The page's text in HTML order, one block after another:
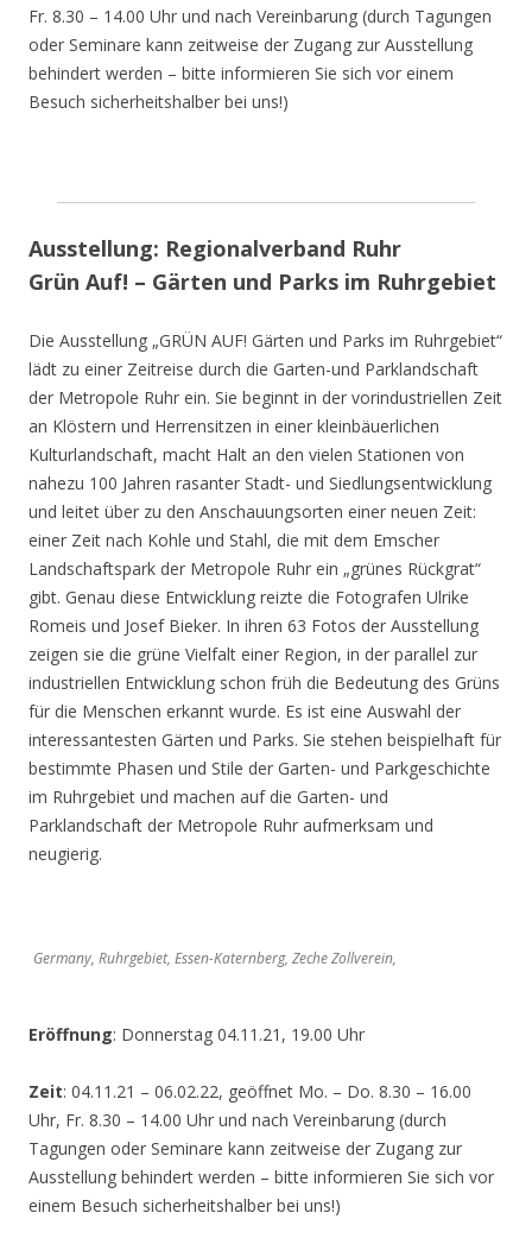
Fr. 8.30 – 14.00 Uhr und nach Vereinbarung (durch Tagungen
oder Seminare kann zeitweise der Zugang zur Ausstellung
behindert werden – bitte informieren Sie sich vor einem
Besuch sicherheitshalber bei uns!)
Ausstellung: Regionalverband Ruhr
Grün Auf! – Gärten und Parks im Ruhrgebiet
Die Ausstellung „GRÜN AUF! Gärten und Parks im Ruhrgebiet“
lädt zu einer Zeitreise durch die Garten-und Parklandschaft
der Metropole Ruhr ein. Sie beginnt in der vorindustriellen Zeit
an Klöstern und Herrensitzen in einer kleinbäuerlichen
Kulturlandschaft, macht Halt an den vielen Stationen von
nahezu 100 Jahren rasanter Stadt- und Siedlungsentwicklung
und leitet über zu den Anschauungsorten einer neuen Zeit:
einer Zeit nach Kohle und Stahl, die mit dem Emscher
Landschaftspark der Metropole Ruhr ein „grünes Rückgrat“
gibt. Genau diese Entwicklung reizte die Fotografen Ulrike
Romeis und Josef Bieker. In ihren 63 Fotos der Ausstellung
zeigen sie die grüne Vielfalt einer Region, in der parallel zur
industriellen Entwicklung schon früh die Bedeutung des Grüns
für die Menschen erkannt wurde. Es ist eine Auswahl der
interessantesten Gärten und Parks. Sie stehen beispielhaft für
bestimmte Phasen und Stile der Garten- und Parkgeschichte
im Ruhrgebiet und machen auf die Garten- und
Parklandschaft der Metropole Ruhr aufmerksam und
neugierig.
Germany, Ruhrgebiet, Essen-Katernberg, Zeche Zollverein,
Eröffnung: Donnerstag 04.11.21, 19.00 Uhr
Zeit: 04.11.21 – 06.02.22, geöffnet Mo. – Do. 8.30 – 16.00
Uhr, Fr. 8.30 – 14.00 Uhr und nach Vereinbarung (durch
Tagungen oder Seminare kann zeitweise der Zugang zur
Ausstellung behindert werden – bitte informieren Sie sich vor
einem Besuch sicherheitshalber bei uns!)